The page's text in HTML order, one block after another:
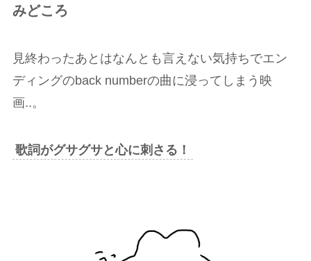
みどころ
見終わったあとはなんとも言えない気持ちでエン
ディングのback numberの曲に浸ってしまう映
画..。
歌詞がグサグサと心に刺さる！